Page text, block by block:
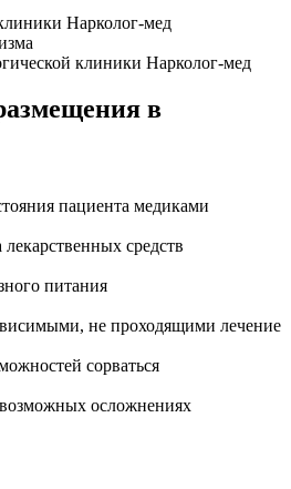
в
пациента медиками
средств
питания
не проходящими лечение
сорваться
осложнениях